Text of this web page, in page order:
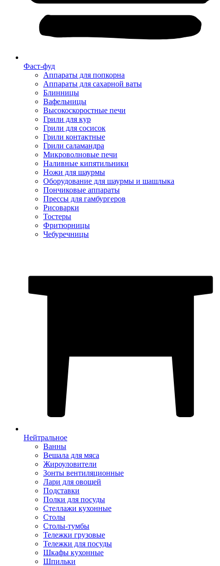
Фаст-фуд
Аппараты для попкорна
Аппараты для сахарной ваты
Блинницы
Вафельницы
Высокоскоростные печи
Грили для кур
Грили для сосисок
Грили контактные
Грили саламандра
Микроволновые печи
Наливные кипятильники
Ножи для шаурмы
Оборудование для шаурмы и шашлыка
Пончиковые аппараты
Прессы для гамбургеров
Рисоварки
Тостеры
Фритюрницы
Чебуречницы
Нейтральное
Ванны
Вешала для мяса
Жироуловители
Зонты вентиляционные
Лари для овощей
Подставки
Полки для посуды
Стеллажи кухонные
Столы
Столы-тумбы
Тележки грузовые
Тележки для посуды
Шкафы кухонные
Шпильки